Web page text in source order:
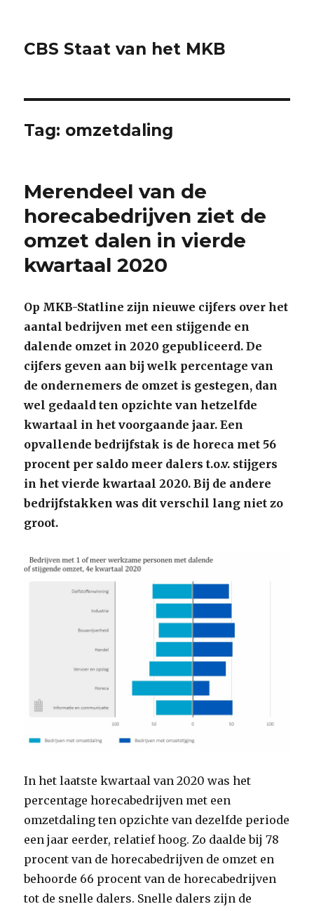
CBS Staat van het MKB
Tag: omzetdaling
Merendeel van de
horecabedrijven ziet de
omzet dalen in vierde
kwartaal 2020
Op MKB-Statline zijn nieuwe cijfers over het
aantal bedrijven met een stijgende en
dalende omzet in 2020 gepubliceerd. De
cijfers geven aan bij welk percentage van
de ondernemers de omzet is gestegen, dan
wel gedaald ten opzichte van hetzelfde
kwartaal in het voorgaande jaar. Een
opvallende bedrijfstak is de horeca met 56
procent per saldo meer dalers t.o.v. stijgers
in het vierde kwartaal 2020. Bij de andere
bedrijfstakken was dit verschil lang niet zo
groot.
In het laatste kwartaal van 2020 was het
percentage horecabedrijven met een
omzetdaling ten opzichte van dezelfde periode
een jaar eerder, relatief hoog. Zo daalde bij 78
procent van de horecabedrijven de omzet en
behoorde 66 procent van de horecabedrijven
tot de snelle dalers. Snelle dalers zijn de